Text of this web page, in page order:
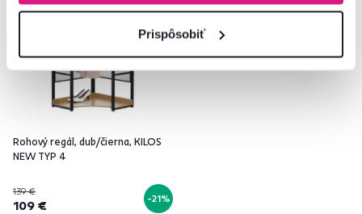
Prispôsobiť
Rohový regál, dub/čierna, KILOS
NEW TYP 4
139 €
109 € -21%